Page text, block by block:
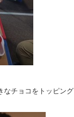
なチョコをトッピング